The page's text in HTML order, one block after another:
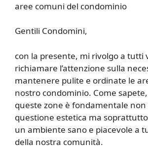
aree comuni del condominio
Gentili Condomini,
con la presente, mi rivolgo a tutti
richiamare l’attenzione sulla
mantenere pulite e ordinate le
nostro condominio. Come
queste zone è fondamentale non
questione estetica ma
un ambiente sano e piacevole a
della nostra comunità.